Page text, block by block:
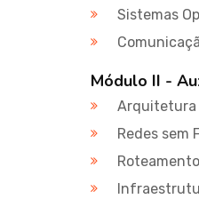
Sistemas
Módulo II -
Arquitetura
Redes sem
Roteamento